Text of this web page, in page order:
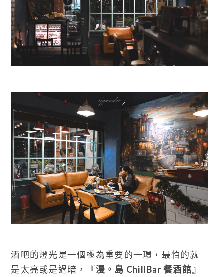
酒吧的燈光是一個極為重要的一環，最怕的就
是太亮或是過暗，『漫。島 ChillBar 餐酒館 』